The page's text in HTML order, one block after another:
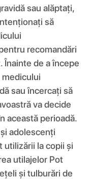
sau alăptați,
să
recomandări
Înainte de a începe
medicului
sau încercați să
va decide
această perioadă.
adolescenți
utilizării la copii și
utilajelor Pot
și tulburări de